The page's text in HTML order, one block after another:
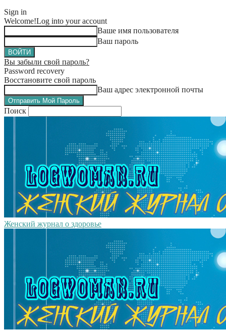
Sign in
Welcome!Log into your account
Ваше имя пользователя
Ваш пароль
Вы забыли свой пароль?
Password recovery
Восстановите свой пароль
Ваш адрес электронной почты
Поиск
Женский журнал о здоровье